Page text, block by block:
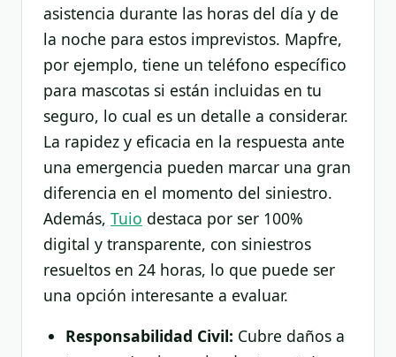
asistencia durante las horas del día y de
la noche para estos imprevistos. Mapfre,
por ejemplo, tiene un teléfono específico
para mascotas si están incluidas en tu
seguro, lo cual es un detalle a considerar.
La rapidez y eficacia en la respuesta ante
una emergencia pueden marcar una gran
diferencia en el momento del siniestro.
Además, Tuio destaca por ser 100%
digital y transparente, con siniestros
resueltos en 24 horas, lo que puede ser
una opción interesante a evaluar.
Responsabilidad Civil: Cubre daños a